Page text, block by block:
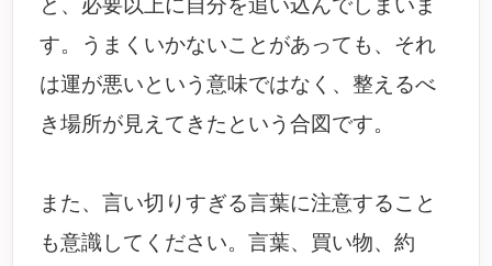
と、必要以上に自分を追い込んでしまいま
す。うまくいかないことがあっても、それ
は運が悪いという意味ではなく、整えるべ
き場所が見えてきたという合図です。
また、言い切りすぎる言葉に注意すること
も意識してください。言葉、買い物、約